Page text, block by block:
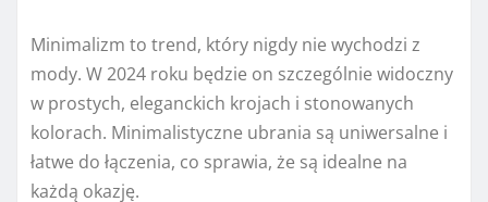
Minimalizm to trend, który nigdy nie wychodzi z
mody. W 2024 roku będzie on szczególnie widoczny
w prostych, eleganckich krojach i stonowanych
kolorach. Minimalistyczne ubrania są uniwersalne i
łatwe do łączenia, co sprawia, że są idealne na
każdą okazję.